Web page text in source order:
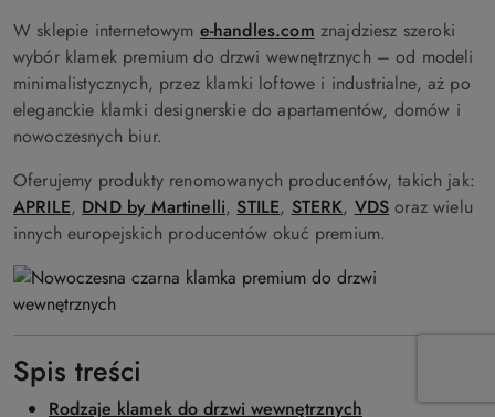
W sklepie internetowym e-handles.com znajdziesz szeroki
wybór klamek premium do drzwi wewnętrznych – od modeli
minimalistycznych, przez klamki loftowe i industrialne, aż po
eleganckie klamki designerskie do apartamentów, domów i
nowoczesnych biur.
Oferujemy produkty renomowanych producentów, takich jak:
APRILE, DND by Martinelli,STILE, STERK, VDS oraz wielu
innych europejskich producentów okuć premium.
Spis treści
Rodzaje klamek do drzwi wewnętrznych